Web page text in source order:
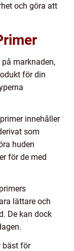
och göra att
marknaden,
för din
innehåller
som
huden
för de med
lättare och
De kan dock
bäst för